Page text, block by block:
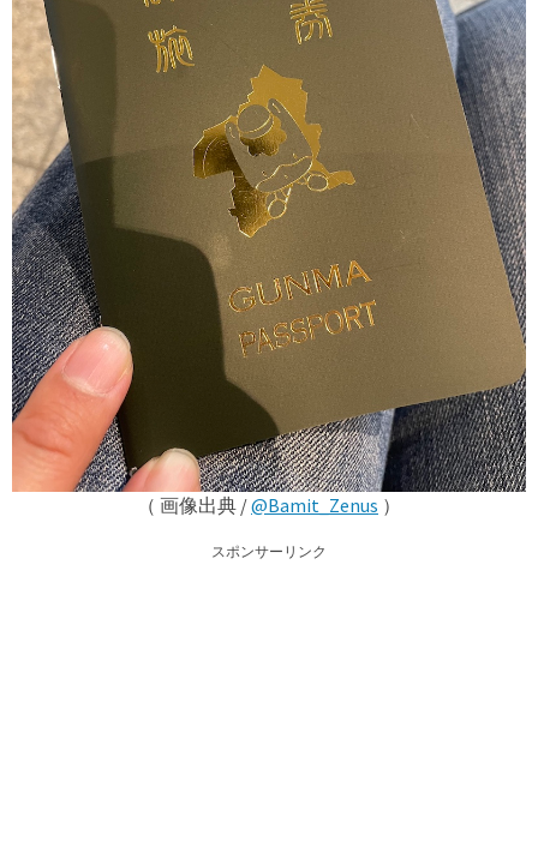
（ 画像出典 /@Bamit_Zenus ）
スポンサーリンク